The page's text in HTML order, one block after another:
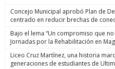
Concejo Municipal aprobó Plan de
centrado en reducir brechas de
Bajo el lema “Un compromiso que
Jornadas por la Rehabilitación en
Liceo Cruz Martínez, una historia
generaciones de estudiantes de